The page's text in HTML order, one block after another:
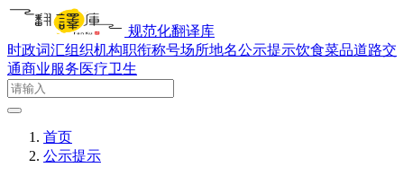
规范化翻译库
时政词汇组织机构职衔称号场所地名公示提示饮食菜品道路交
通商业服务医疗卫生
首页
公示提示